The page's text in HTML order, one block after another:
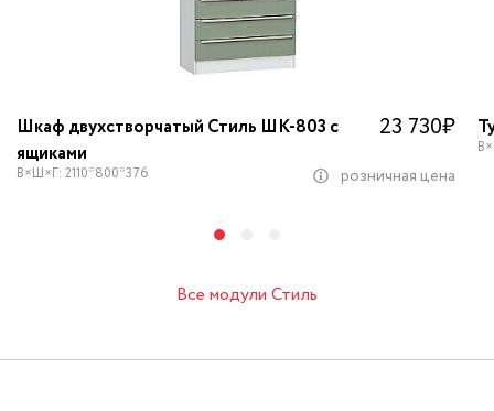
Шкаф двухстворчатый Стиль ШК-803 с
ящиками
23 730₽
В×Ш×Г: 2110*800*376 розничная цена
Все модули Стиль